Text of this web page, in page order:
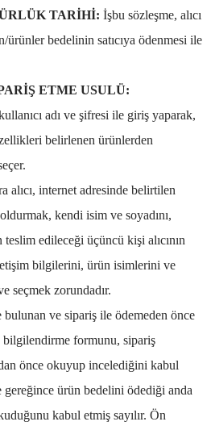
TARİHİ: İşbu sözleşme, alıcı
ürünler bedelinin satıcıya ödenmesi ile
ETME USULÜ:
adı ve şifresi ile giriş yaparak,
belirlenen ürünlerden
alıcı, internet adresinde belirtilen
kendi isim ve soyadını,
edileceği üçüncü kişi alıcının
bilgilerini, ürün isimlerini ve
seçmek zorundadır.
bulunan ve sipariş ile ödemeden önce
bilgilendirme formunu, sipariş
önce okuyup incelediğini kabul
gereğince ürün bedelini ödediği anda
kabul etmiş sayılır. Ön